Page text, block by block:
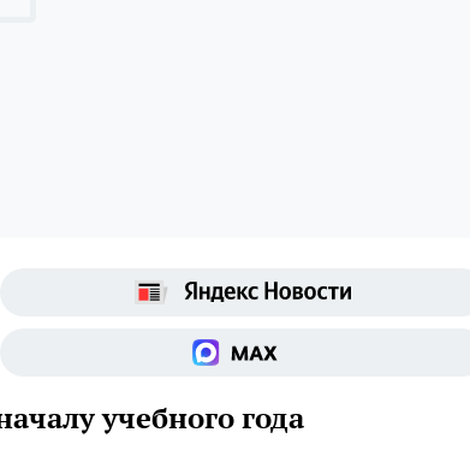
учебного года